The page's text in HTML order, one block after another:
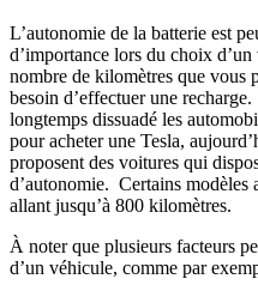
L’autonomie de la batterie est
d’importance lors du choix
nombre de kilomètres que vous
besoin d’effectuer une
longtemps dissuadé les
pour acheter une Tesla,
proposent des voitures qui
d’autonomie. Certains modèles
allant jusqu’à 800 kilomètres.
À noter que plusieurs facteurs
d’un véhicule, comme par